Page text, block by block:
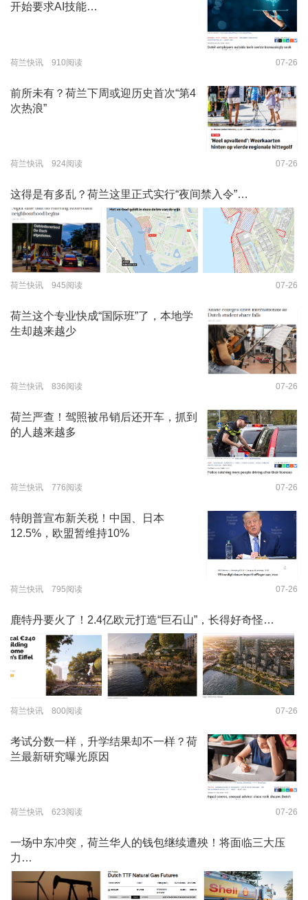
开始要求AI技能…
荷兰快讯 910阅读 07-26
前所未有？荷兰下周或迎历史首次“第4
次热浪”
荷兰快讯 924阅读 07-26
这得是有多乱？荷兰这里正式实行“夜间禁入令”…
荷兰快讯 945阅读 07-26
荷兰这个专业快成“国际班”了，本地学
生却越来越少
荷兰快讯 836阅读 07-26
荷兰严查！驾照被吊销后还开车，抓到
的人越来越多
荷兰快讯 776阅读 07-26
特朗普宣布新关税！中国、日本
12.5%，欧盟暂维持10%
荷兰快讯 795阅读 07-26
鹿特丹要火了！2.4亿欧元打造“巨石山”，长得好奇怪…
荷兰快讯 800阅读 07-26
考试分数一样，升学结果却不一样？荷
兰最新研究曝光原因
荷兰快讯 623阅读 07-26
一场中东冲突，荷兰华人的钱包继续遭殃！将面临三大压
力…